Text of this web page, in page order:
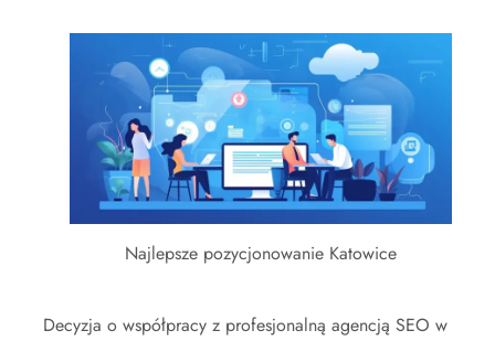
Najlepsze pozycjonowanie Katowice
Decyzja o współpracy z profesjonalną agencją SEO w